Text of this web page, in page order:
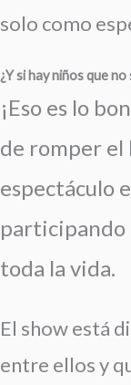
solo como
¿Y si hay niños que
¡Eso es lo
de romper el
espectáculo
participando
toda la vida.
El show está
entre ellos y